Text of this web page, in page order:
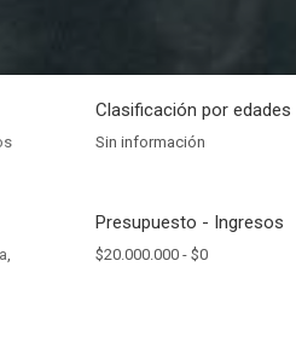
Clasificación por edades
Sin información
,
Presupuesto - Ingresos
$20.000.000 - $0